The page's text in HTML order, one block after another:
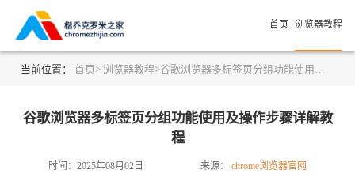
首页 浏览器教程
当前位置： 首页> 浏览器教程>谷歌浏览器多标签页分组功能使用及操作步骤详解教程
谷歌浏览器多标签页分组功能使用及操作步骤详解教
程
时间：2025年08月02日 来源： chrome浏览器官网